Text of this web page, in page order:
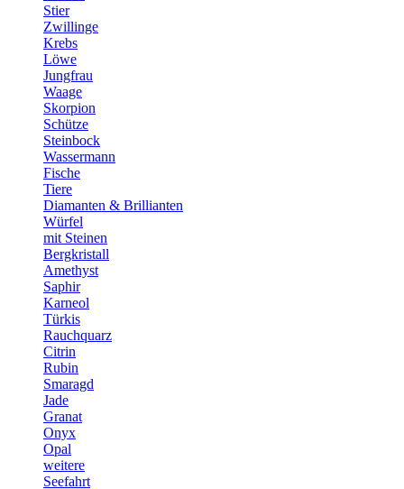
Stier
Zwillinge
Krebs
Löwe
Jungfrau
Waage
Skorpion
Schütze
Steinbock
Wassermann
Fische
Tiere
Diamanten & Brillianten
Würfel
mit Steinen
Bergkristall
Amethyst
Saphir
Karneol
Türkis
Rauchquarz
Citrin
Rubin
Smaragd
Jade
Granat
Onyx
Opal
weitere
Seefahrt